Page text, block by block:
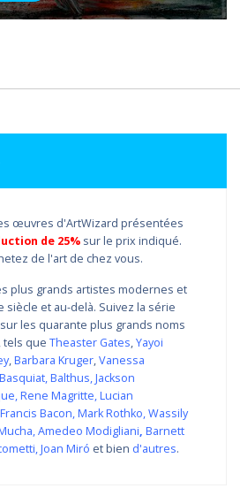
œuvres d'ArtWizard présentées
de 25% sur le prix indiqué.
de l'art de chez vous.
plus grands artistes modernes et
siècle et au-delà. Suivez la série
les quarante plus grands noms
tels que Theaster Gates,Yayoi
,Barbara Kruger,Vanessa
,Balthus,Jackson
,Rene Magritte,Lucian
Francis Bacon,Mark Rothko,Wassily
,Amedeo Modigliani, Barnett
,Joan Miró et bien d'autres.